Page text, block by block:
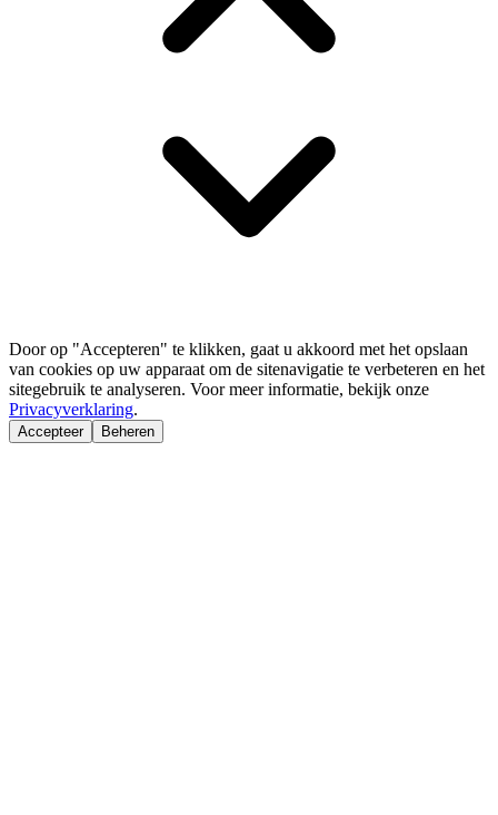
Door op "Accepteren" te klikken, gaat u akkoord met het opslaan
van cookies op uw apparaat om de sitenavigatie te verbeteren en het
sitegebruik te analyseren. Voor meer informatie, bekijk onze
Privacyverklaring.
Accepteer Beheren